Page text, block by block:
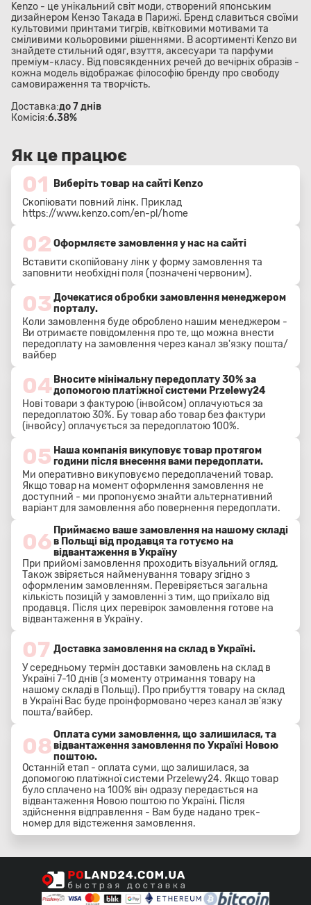
Kenzo - це унікальний світ моди, створений японським
дизайнером Кензо Такада в Парижі. Бренд славиться своїми
культовими принтами тигрів, квітковими мотивами та
сміливими кольоровими рішеннями. В асортименті Kenzo ви
знайдете стильний одяг, взуття, аксесуари та парфуми
преміум-класу. Від повсякденних речей до вечірніх образів -
кожна модель відображає філософію бренду про свободу
самовираження та творчість.
Доставка:до 7 днів
Комісія:6.38%
Як це працює
01
Виберіть товар на сайті Kenzo
Скопіювати повний лінк. Приклад
https://www.kenzo.com/en-pl/home
02 Оформляєте замовлення у нас на сайті
Вставити скопійовану лінк у форму замовлення та
заповнити необхідні поля (позначені червоним).
03Дочекатися обробки замовлення менеджером
порталу.
Коли замовлення буде оброблено нашим менеджером -
Ви отримаєте повідомлення про те, що можна внести
передоплату на замовлення через канал зв'язку пошта/
вайбер
04 Вносите мінімальну передоплату 30% за
допомогою платіжної системи Przelewy24
Нові товари з фактурою (інвойсом) оплачуються за
передоплатою 30%. Бу товар або товар без фактури
(інвойсу) оплачується за передоплатою 100%.
05 Наша компанія викуповує товар протягом
години після внесення вами передоплати.
Ми оперативно викуповуємо передоплачений товар.
Якщо товар на момент оформлення замовлення не
доступний - ми пропонуємо знайти альтернативний
варіант для замовлення або повернення передоплати.
06 Приймаємо ваше замовлення на нашому складі
в Польщі від продавця та готуємо на
відвантаження в Україну
При прийомі замовлення проходить візуальний огляд.
Також звіряється найменування товару згідно з
оформленим замовленням. Перевіряється загальна
кількість позицій у замовленні з тим, що приїхало від
продавця. Після цих перевірок замовлення готове на
відвантаження в Україну.
07 Доставка замовлення на склад в Україні.
У середньому термін доставки замовлень на склад в
Україні 7-10 днів (з моменту отримання товару на
нашому складі в Польщі). Про прибуття товару на склад
в Україні Вас буде проінформовано через канал зв'язку
пошта/вайбер.
08Оплата суми замовлення, що залишилася, та
відвантаження замовлення по Україні Новою
поштою.
Останній етап - оплата суми, що залишилася, за
допомогою платіжної системи Przelewy24. Якщо товар
було сплачено на 100% він одразу передається на
відвантаження Новою поштою по Україні. Після
здійснення відправлення - Вам буде надано трек-
номер для відстеження замовлення.